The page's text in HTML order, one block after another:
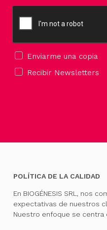
Enviarme una copia
Recibir Newsletters
POLÍTICA DE LA CALIDAD
En BIOGÉNESIS SRL, nos
expectativas de nuestros
Nuestro enfoque se centra